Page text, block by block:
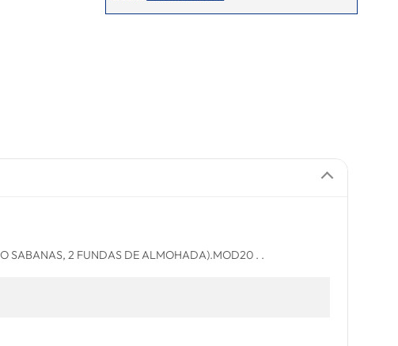
SABANAS, 2 FUNDAS DE ALMOHADA).MOD20 . .